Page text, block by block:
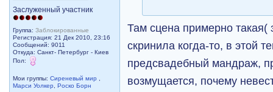
Заслуженный участник
Группа:Заблокированные
Регистрация: 21 Дек 2010, 23:16
Сообщений: 9011
Откуда: Санкт- Петербург - Киев
Пол:
Мои группы:Сиреневый мир
Марси Уолкер
,Роско Борн
Там сцена примерно такая(
скринила когда-то, в этой
предсвадебный мандраж,
возмущается, почему